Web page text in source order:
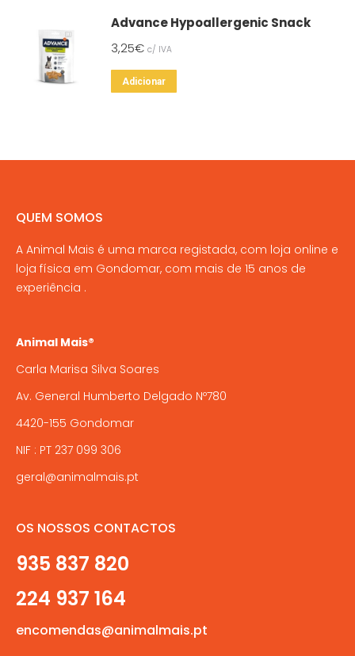
Advance Hypoallergenic Snack
3,25€ c/ IVA
Adicionar
QUEM SOMOS
A Animal Mais é uma marca registada, com loja online e
loja física em Gondomar, com mais de 15 anos de
experiência .
Animal Mais®
Carla Marisa Silva Soares
Av. General Humberto Delgado Nº780
4420-155 Gondomar
NIF : PT 237 099 306
geral@animalmais.pt
OS NOSSOS CONTACTOS
935 837 820
224 937 164
encomendas@animalmais.pt